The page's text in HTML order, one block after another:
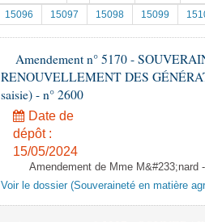
15096
15097 15098 15099
Amendement n° 5170 -
RENOUVELLEMENT DES
saisie) - n° 2600
Date de
dépôt :
15/05/2024
Amendement de Mme M&#233;nard
Voir le dossier (Souveraineté en matière